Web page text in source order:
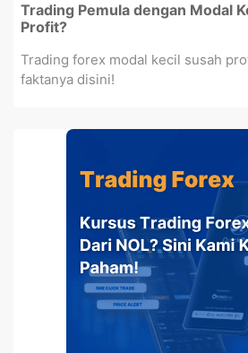
Trading Pemula dengan Modal
Profit?
Trading forex modal kecil susah
faktanya disini!